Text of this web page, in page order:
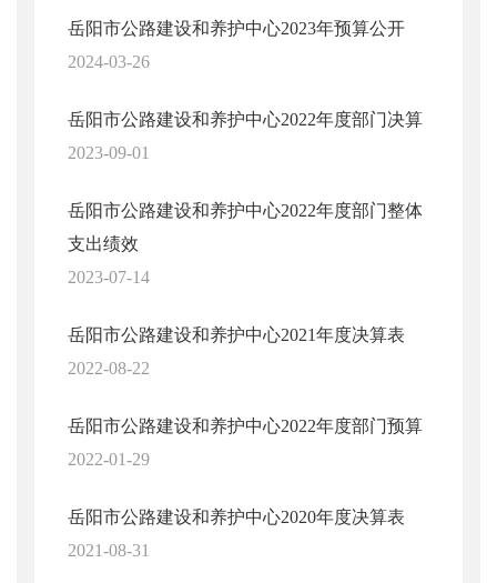
岳阳市公路建设和养护中心2023年预算公开
2024-03-26
岳阳市公路建设和养护中心2022年度部门决算
2023-09-01
岳阳市公路建设和养护中心2022年度部门整体
支出绩效
2023-07-14
岳阳市公路建设和养护中心2021年度决算表
2022-08-22
岳阳市公路建设和养护中心2022年度部门预算
2022-01-29
岳阳市公路建设和养护中心2020年度决算表
2021-08-31